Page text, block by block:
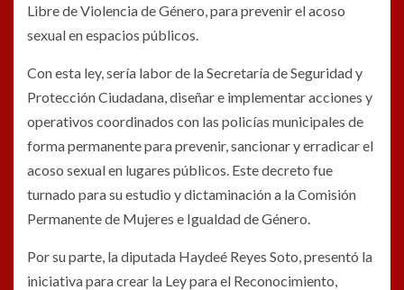
Libre de Violencia de Género, para prevenir el acoso
sexual en espacios públicos.
Con esta ley, sería labor de la Secretaría de Seguridad y
Protección Ciudadana, diseñar e implementar acciones y
operativos coordinados con las policías municipales de
forma permanente para prevenir, sancionar y erradicar el
acoso sexual en lugares públicos. Este decreto fue
turnado para su estudio y dictaminación a la Comisión
Permanente de Mujeres e Igualdad de Género.
Por su parte, la diputada Haydeé Reyes Soto, presentó la
iniciativa para crear la Ley para el Reconocimiento,